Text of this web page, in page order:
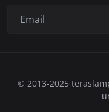
© 2013-2025